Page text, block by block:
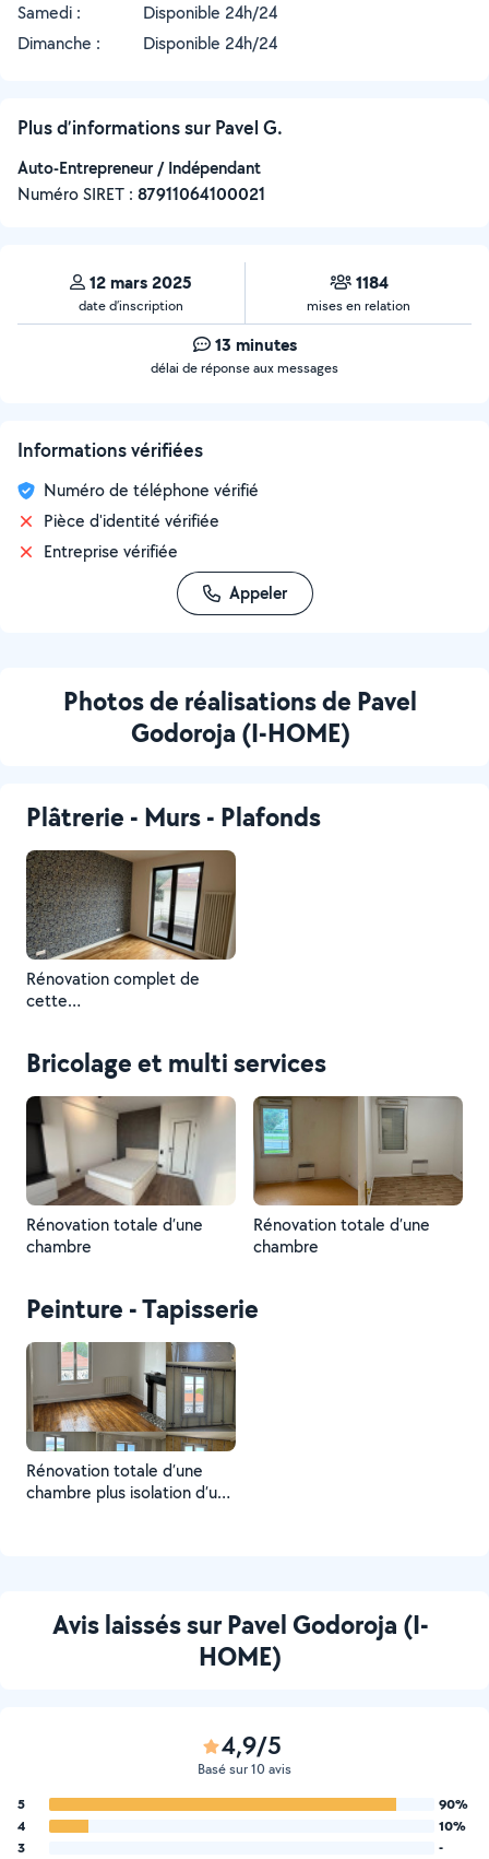
Samedi :
Disponible 24h/24
Dimanche :
Disponible 24h/24
Plus d’informations sur Pavel G.
Auto-Entrepreneur / Indépendant
Numéro SIRET : ‍87911064100021
12 mars 2025
date d’inscription
1184
mises en relation
13 minutes
délai de réponse aux messages
Informations vérifiées
Numéro de téléphone vérifié
Pièce d'identité vérifiée
Entreprise vérifiée
Appeler
Photos de réalisations de Pavel
Godoroja (I-HOME)
Plâtrerie - Murs - Plafonds
Rénovation complet de
cette
Bricolage et multi services
Rénovation totale d’une
chambre
Rénovation totale d’une
chambre
Peinture - Tapisserie
Rénovation totale d’une
chambre plus isolation d’une
Avis laissés sur Pavel Godoroja (I-
HOME)
4,9/5
Basé sur 10 avis
5
90%
4
10%
3
-